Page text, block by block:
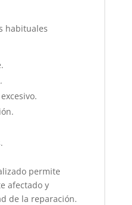
habituales
permite
afectado y
de la reparación.